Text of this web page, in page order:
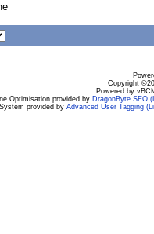
Copyright
Powered by
Optimisation provided by DragonByte SEO
provided by Advanced User Tagging